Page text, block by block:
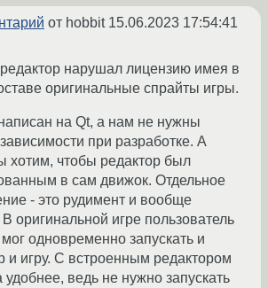
от hobbit 15.06.2023 17:54:41
нарушал лицензию имея в
оригинальные спрайты игры.
на Qt, а нам не нужны
при разработке. А
хотим, чтобы редактор был
в сам движок. Отдельное
- это рудимент и вообще
В оригинальной игре пользователь
одновременно запускать и
и игру. С встроенным редактором
удобнее, ведь не нужно запускать